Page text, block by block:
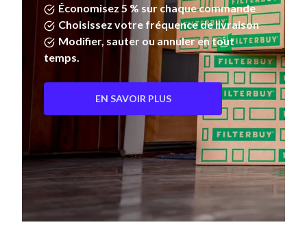
Économisez 5 % sur chaque commande
Choisissez votre fréquence de livraison
Modifier, sauter ou annuler en tout
temps.
EN SAVOIR PLUS